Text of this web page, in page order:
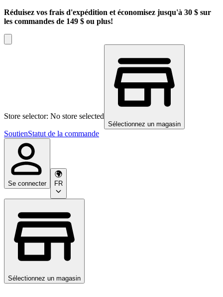
Réduisez vos frais d'expédition et économisez jusqu'à 30 $ sur
les commandes de 149 $ ou plus!
Store selector: No store selected
Sélectionnez un magasin
SoutienStatut de la commande
Se connecter FR
Sélectionnez un magasin